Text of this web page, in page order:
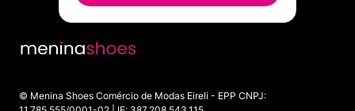
© Menina Shoes Comércio de Modas Eireli - EPP CNPJ: